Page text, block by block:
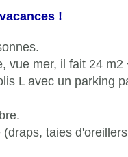
!
vue mer, il fait 24
L avec un parking
taies